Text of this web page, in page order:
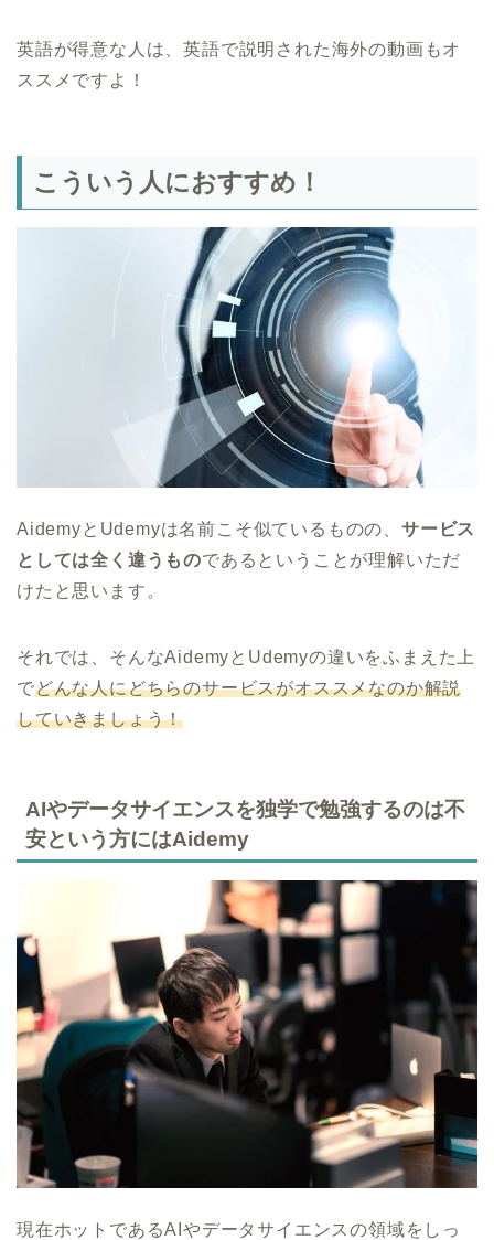
英語が得意な人は、英語で説明された海外の動画もオ
ススメですよ！
こういう人におすすめ！
AidemyとUdemyは名前こそ似ているものの、 サービス
としては全く違うものであるということが理解いただ
けたと思います。
それでは、そんなAidemyとUdemyの違いをふまえた上
でどんな人にどちらのサービスがオススメなのか解説
していきましょう！
AIやデータサイエンスを独学で勉強するのは不
安という方にはAidemy
現在ホットであるAIやデータサイエンスの領域をしっ